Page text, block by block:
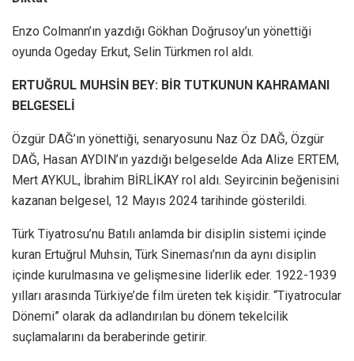
Enzo Colmann’ın yazdığı Gökhan Doğrusoy’un yönettiği
oyunda Ogeday Erkut, Selin Türkmen rol aldı.
ERTUĞRUL MUHSİN BEY: BİR TUTKUNUN KAHRAMANI
BELGESELİ
Özgür DAĞ’ın yönettiği, senaryosunu Naz Öz DAĞ, Özgür
DAĞ, Hasan AYDIN’ın yazdığı belgeselde Ada Alize ERTEM,
Mert AYKUL, İbrahim BİRLİKAY rol aldı. Seyircinin beğenisini
kazanan belgesel, 12 Mayıs 2024 tarihinde gösterildi.
Türk Tiyatrosu’nu Batılı anlamda bir disiplin sistemi içinde
kuran Ertuğrul Muhsin, Türk Sineması’nın da aynı disiplin
içinde kurulmasına ve gelişmesine liderlik eder. 1922-1939
yılları arasında Türkiye’de film üreten tek kişidir. “Tiyatrocular
Dönemi” olarak da adlandırılan bu dönem tekelcilik
suçlamalarını da beraberinde getirir.